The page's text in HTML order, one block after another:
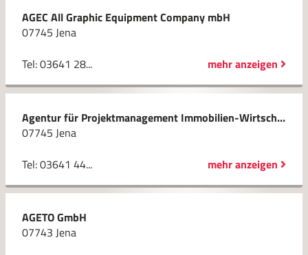
AGEC All Graphic Equipment Company mbH
07745 Jena
Tel: 03641 28...
mehr anzeigen
Agentur für Projektmanagement Immobilien-Wirtschaftstreuhand und Verwaltungs GmbH
07745 Jena
Tel: 03641 44...
mehr anzeigen
AGETO GmbH
07743 Jena